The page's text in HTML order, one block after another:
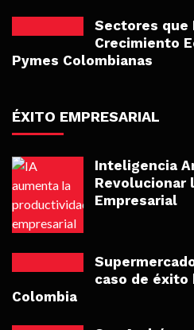
Sectores que
Crecimiento
Pymes Colombianas
ÉXITO EMPRESARIAL
Inteligencia
Revolucionar
Empresarial
caso de éxito
Colombia